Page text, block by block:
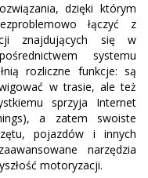
dzięki którym
łączyć z
znajdujących się w
systemu
rozliczne funkcje: są
w trasie, ale też
sprzyja Internet
a zatem swoiste
pojazdów i innych
narzędzia
motoryzacji.